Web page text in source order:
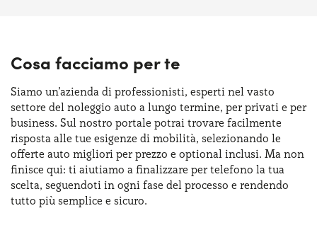
Cosa facciamo per te
Siamo un’azienda di professionisti, esperti nel vasto
settore del noleggio auto a lungo termine, per privati e per
business. Sul nostro portale potrai trovare facilmente
risposta alle tue esigenze di mobilità, selezionando le
offerte auto migliori per prezzo e optional inclusi. Ma non
finisce qui: ti aiutiamo a finalizzare per telefono la tua
scelta, seguendoti in ogni fase del processo e rendendo
tutto più semplice e sicuro.